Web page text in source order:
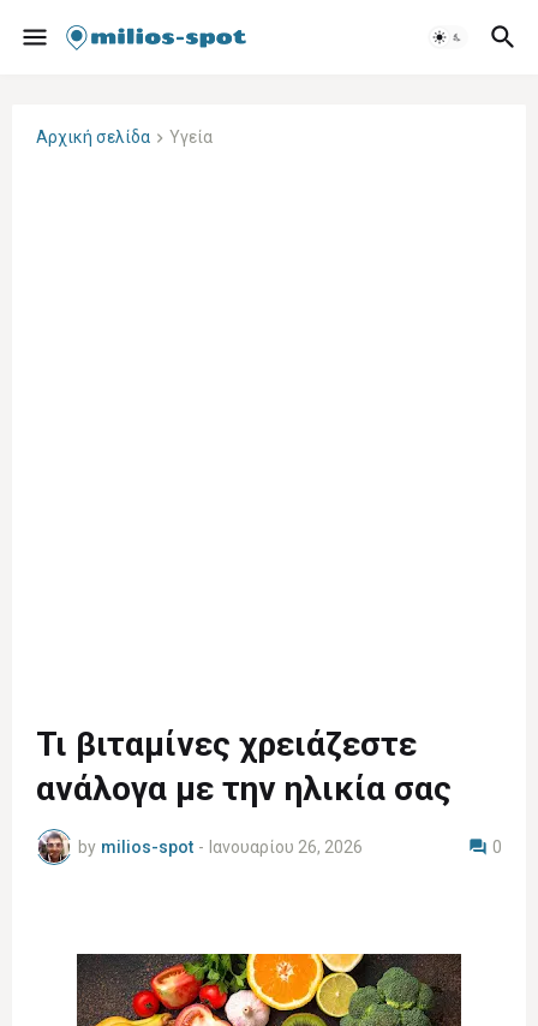
Αρχική σελίδα Υγεία
Τι βιταμίνες χρειάζεστε
ανάλογα με την ηλικία σας
by milios-spot - Ιανουαρίου 26, 2026 0